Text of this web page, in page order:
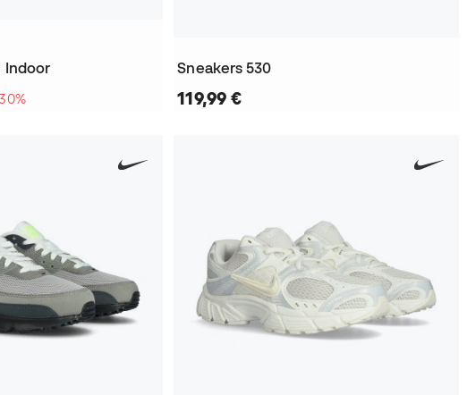
Indoor
Sneakers 530
119,99 €